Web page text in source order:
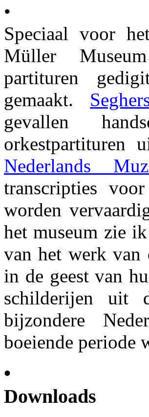
•
Speciaal voor
Müller
partituren
gemaakt.
gevallen
orkestpartituren
Nederlands
transcripties
worden
het museum zie
van het werk
in de geest van
schilderijen
bijzondere
boeiende periode
•
Downloads